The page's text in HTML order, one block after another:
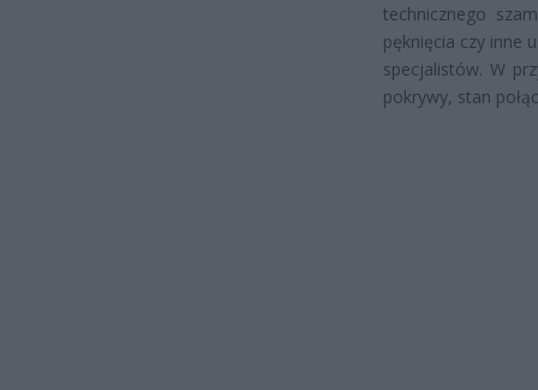
technicznego
pęknięcia czy inne
specjalistów. W
pokrywy, stan